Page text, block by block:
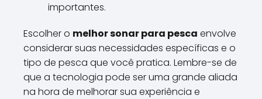
importantes.
Escolher o melhor sonar para pesca envolve
considerar suas necessidades específicas e o
tipo de pesca que você pratica. Lembre-se de
que a tecnologia pode ser uma grande aliada
na hora de melhorar sua experiência e